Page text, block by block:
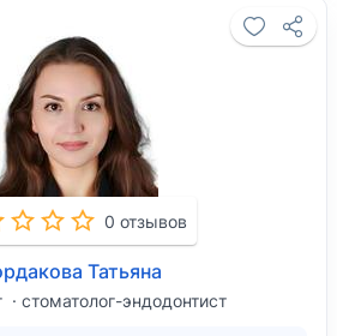
0 отзывов
Татьяна
стоматолог-эндодонтист